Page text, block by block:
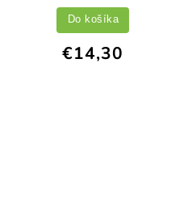
€14,30
Do košíka